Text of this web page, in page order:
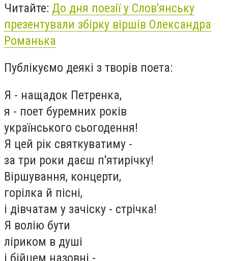
Читайте: До дня поезії у Слов'янську
презентували збірку віршів Олександра
Романька
Публікуємо деякі з творів поета:
Я - нащадок Петренка,
я - поет буремних років
українського сьогодення!
Я цей рік святкуватиму -
за три роки даєш п'ятирічку!
Віршування, концерти,
горілка й пісні,
і дівчатам у зачіску - стрічка!
Я волію бути
ліриком в душі
і бійцем назовні -